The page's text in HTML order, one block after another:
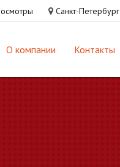
Санкт-Петербург
О компании Контакты